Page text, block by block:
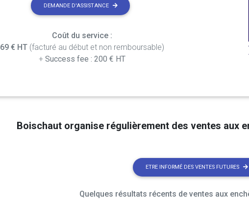
DEMANDE D'ASSISTANCE
Coût du service :
69 € HT(facturé au début et non remboursable)
+ Success fee : 200 € HT
Boischaut organise régulièrement des ventes aux
ETRE INFORMÉ DES VENTES FUTURES
Quelques résultats récents de ventes aux